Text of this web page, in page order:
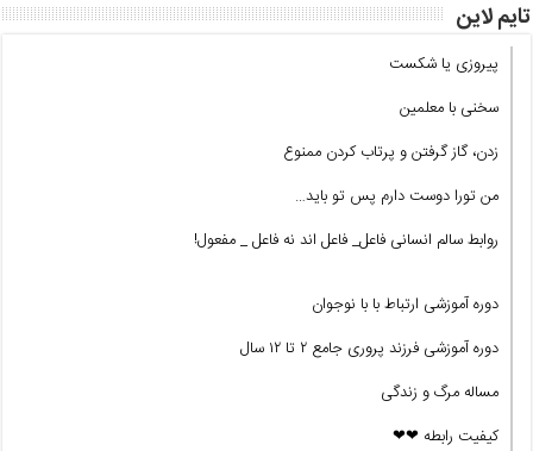
تایم لاین
پیروزی یا شکست
سخنی با معلمین
زدن، گاز گرفتن و پرتاب کردن ممنوع
من تورا دوست دارم پس تو باید…
روابط سالم انسانی فاعل_ فاعل اند نه فاعل _ مفعول!
دوره آموزشی ارتباط با با نوجوان
دوره آموزشی فرزند پروری جامع ۲ تا ۱۲ سال
مساله مرگ و زندگی
کیفیت رابطه ❤❤